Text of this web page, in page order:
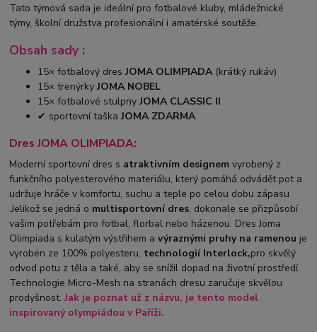
Tato týmová sada je ideální pro fotbalové kluby, mládežnické
týmy, školní družstva profesionální i amatérské soutěže.
Obsah sady :
15× fotbalový dresJOMA OLIMPIADA (krátký rukáv)
15× trenýrkyJOMA NOBEL
15× fotbalové stulpnyJOMA CLASSIC II
✔ sportovní taškaJOMA ZDARMA
Dres JOMA OLIMPIADA:
Moderní sportovní dres s atraktivním designem vyrobený z
funkčního polyesterového materiálu, který pomáhá odvádět pot a
udržuje hráče v komfortu, suchu a teple po celou dobu zápasu
.Jelikož se jedná o multisportovní dres, dokonale se přizpůsobí
vašim potřebám pro fotbal, florbal nebo házenou. Dres Joma
Olimpiada s kulatým výstřihem a výraznými pruhy na ramenou je
vyroben ze 100% polyesteru, technologií Interlock,pro skvělý
odvod potu z těla a také, aby se snížil dopad na životní prostředí.
Technologie Micro-Mesh na stranách dresu zaručuje skvělou
prodyšnost.Jak je poznat už z názvu, je tento model
inspirovaný olympiádou v Paříži.